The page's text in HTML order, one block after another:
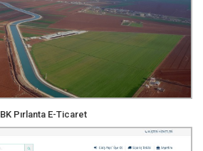
BK Pırlanta E-Ticaret